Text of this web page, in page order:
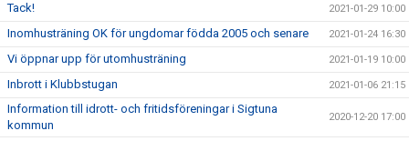
Tack! 2021-01-29 10:00
Inomhusträning OK för ungdomar födda 2005 och senare 2021-01-24 16:30
Vi öppnar upp för utomhusträning 2021-01-19 10:00
Inbrott i Klubbstugan 2021-01-06 21:15
Information till idrott- och fritidsföreningar i Sigtuna
kommun
2020-12-20 17:00